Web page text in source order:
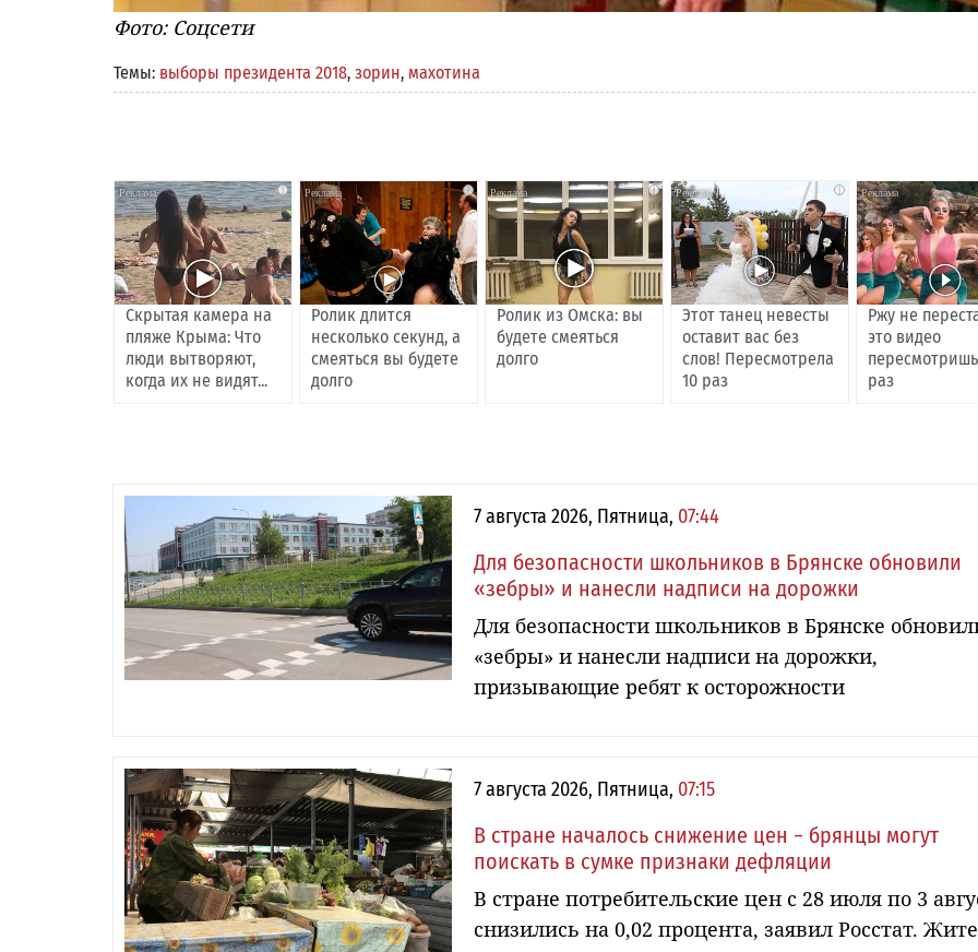
Фото: Соцсети
Темы: выборы президента 2018, зорин, махотина
i
Скрытая камера на
пляже Крыма: Что
люди вытворяют,
когда их не видят...
i
Ролик длится
несколько секунд, а
смеяться вы будете
долго
i
Ролик из Омска: вы
будете смеяться
долго
i
Этот танец невесты
оставит вас без
слов! Пересмотрела
10 раз
Ржу не
это видео
раз
7 августа 2026, Пятница, 07:44
Для безопасности школьников в Брянске обновили
«зебры» и нанесли надписи на дорожки
Для безопасности школьников в Брянске
«зебры» и нанесли надписи на дорожки,
призывающие ребят к осторожности
7 августа 2026, Пятница, 07:15
В стране началось снижение цен − брянцы могут
поискать в сумке признаки дефляции
В стране потребительские цен с 28 июля по 3
снизились на 0,02 процента, заявил Росстат.